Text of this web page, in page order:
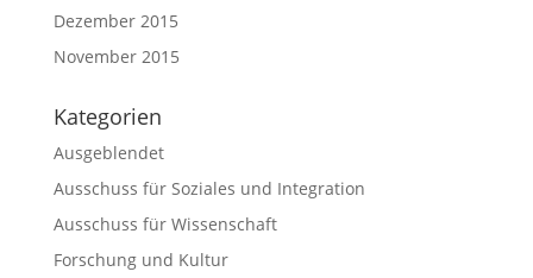
Dezember 2015
November 2015
Kategorien
Ausgeblendet
Ausschuss für Soziales und Integration
Ausschuss für Wissenschaft
Forschung und Kultur